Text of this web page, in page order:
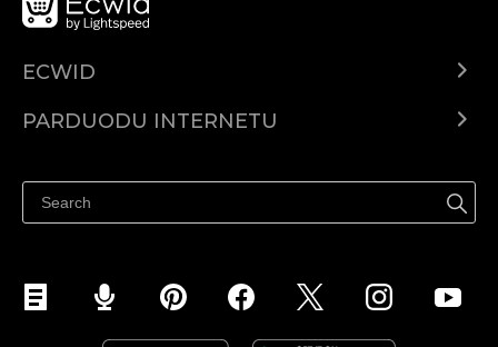
ECWID
Kainodara
PARDUODU INTERNETU
Parduodu Facebook
Parduodu Instagram